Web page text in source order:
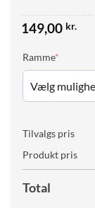
149,00 kr.
Ramme*
Tilvalgs pris
Produkt pris
Total